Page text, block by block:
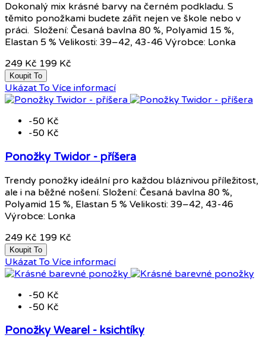
Dokonalý mix krásné barvy na černém podkladu. S
těmito ponožkami budete zářit nejen ve škole nebo v
práci. Složení: Česaná bavlna 80 %, Polyamid 15 %,
Elastan 5 % Velikosti: 39–42, 43-46 Výrobce: Lonka
249 Kč 199 Kč
Koupit To
Ukázat To Více informací
-50 Kč
-50 Kč
Ponožky Twidor - příšera
Trendy ponožky ideální pro každou bláznivou příležitost,
ale i na běžné nošení. Složení: Česaná bavlna 80 %,
Polyamid 15 %, Elastan 5 % Velikosti: 39–42, 43-46
Výrobce: Lonka
249 Kč 199 Kč
Koupit To
Ukázat To Více informací
-50 Kč
-50 Kč
Ponožky Wearel - ksichtíky